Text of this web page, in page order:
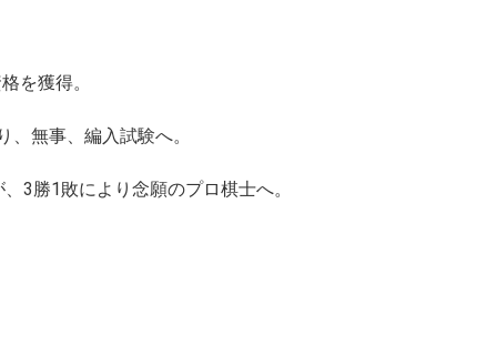
を獲得。
無事、編入試験へ。
3勝1敗により念願のプロ棋士へ。